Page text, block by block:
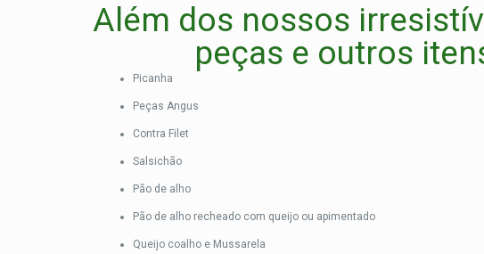
Além dos nossos
peças e outros
Picanha
Peças Angus
Contra Filet
Salsichão
Pão de alho
Pão de alho recheado com queijo ou apimentado
Queijo coalho e Mussarela